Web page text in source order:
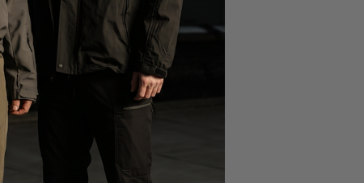
Raquette randonnée femme